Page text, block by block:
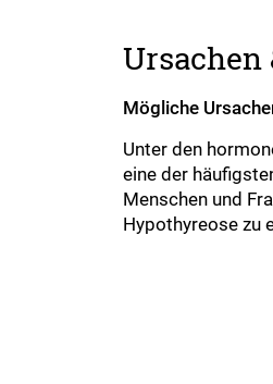
Ursachen
Mögliche
Unter den
eine der
Menschen und
Hypothyreose zu